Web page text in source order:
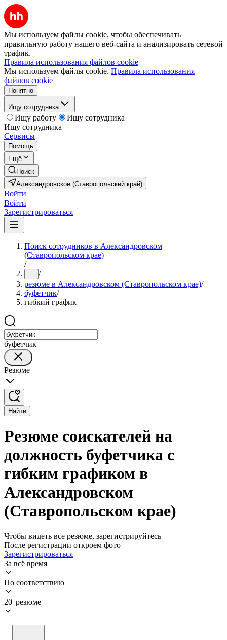
Мы используем файлы cookie, чтобы обеспечивать
правильную работу нашего веб-сайта и анализировать сетевой
трафик.
Правила использования файлов cookie
Мы используем файлы cookie. Правила использования
файлов cookie
Понятно
Ищу сотрудника
Ищу работу
Ищу сотрудника
Ищу сотрудника
Сервисы
Помощь
Ещё
Поиск
Александровское (Ставропольский край)
Войти
Войти
Зарегистрироваться
Поиск сотрудников в Александровском
(Ставропольском крае)
/
... /
резюме в Александровском (Ставропольском крае)/
буфетчик/
гибкий график
буфетчик
Резюме
Найти
Резюме соискателей на
должность буфетчика с
гибким графиком в
Александровском
(Ставропольском крае)
Чтобы видеть все резюме, зарегистрируйтесь
После регистрации откроем фото
Зарегистрироваться
За всё время
По соответствию
20 резюме